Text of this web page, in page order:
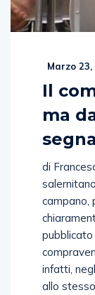
Marzo 23,
Il
ma
di
campano,
pubblicato
infatti,
allo